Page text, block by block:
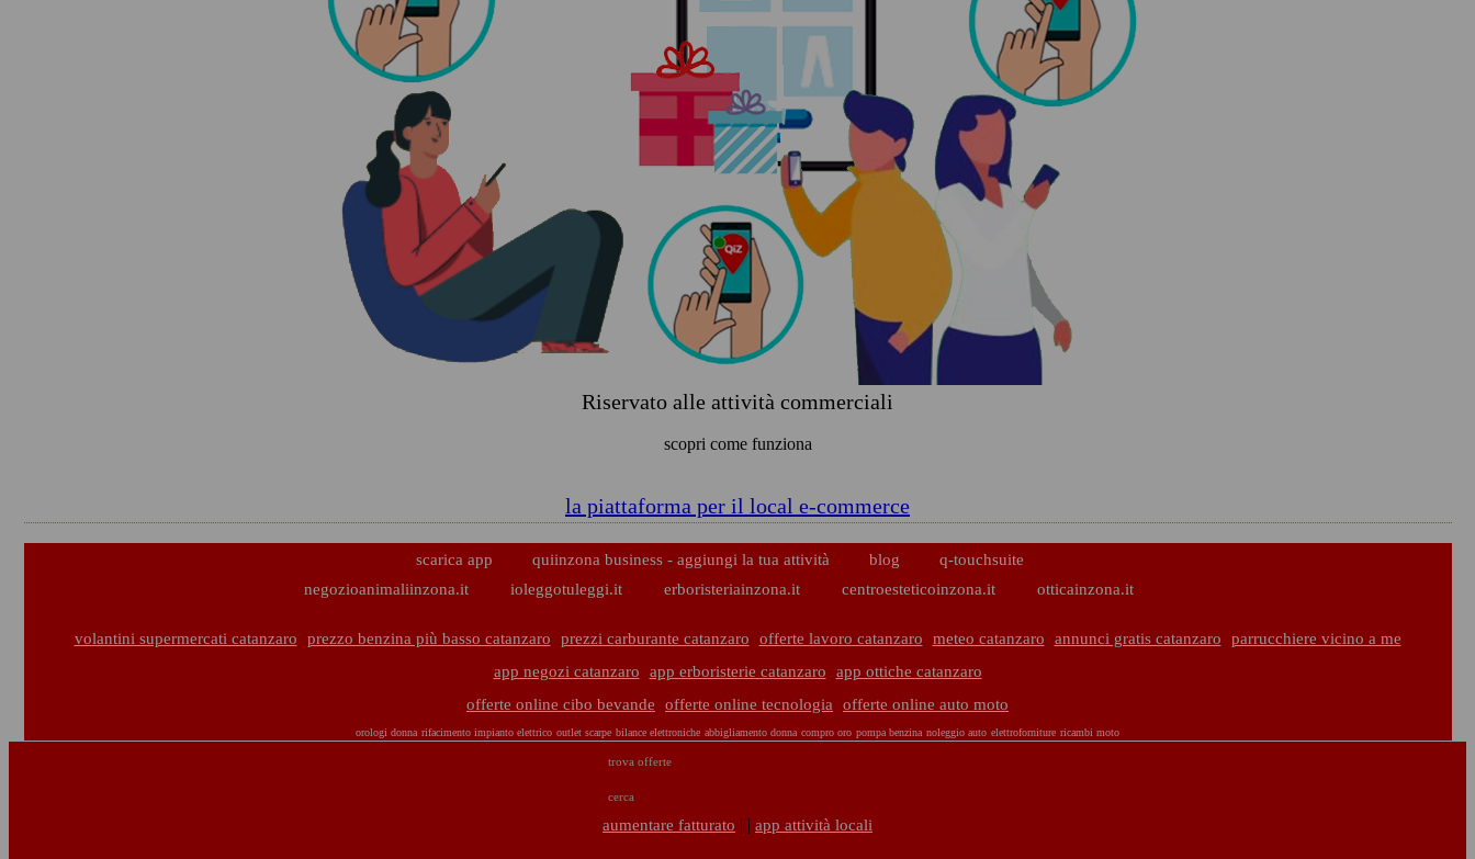
Riservato alle attività commerciali
scopri come funziona
la piattaforma per il local e-commerce
scarica app quiinzona business - aggiungi la tua attività blog
q-touchsuite
negozioanimaliinzona.it
ioleggotuleggi.it erboristeriainzona.it centroesteticoinzona.it otticainzona.it
volantini supermercati catanzaro prezzo benzina più basso catanzaro prezzi carburante catanzaro offerte lavoro catanzaro meteo catanzaro annunci gratis catanzaro
parrucchiere vicino a me
app negozi catanzaro
app erboristerie catanzaro
app ottiche catanzaro
offerte online cibo bevande
offerte online tecnologia offerte online auto moto
orologi donna rifacimento impianto elettrico outlet scarpe bilance elettroniche abbigliamento donna compro oro pompa benzina noleggio auto elettroforniture ricambi moto
trova offerte
cerca
aumentare fatturato | | app attività locali